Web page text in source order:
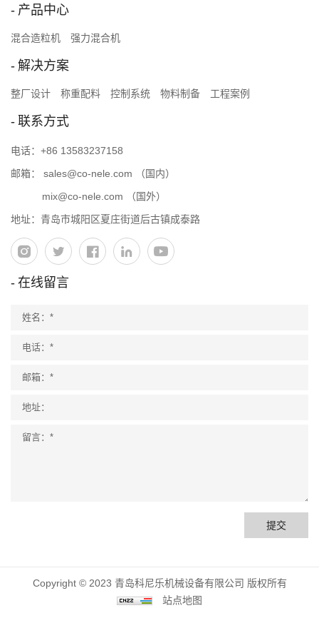
产品中心
混合造粒机 强力混合机
解决方案
整厂设计 称重配料 控制系统 物料制备 工程案例
联系方式
电话： +86 13583237158
邮箱： sales@co-nele.com （国内）
mix@co-nele.com （国外）
地址：青岛市城阳区夏庄街道后古镇成泰路
在线留言
提交
Copyright © 2023 青岛科尼乐机械设备有限公司 版权所有
站点地图